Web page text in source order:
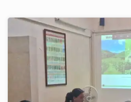
PRODUCTORES
DE
ESTRATEGIAS